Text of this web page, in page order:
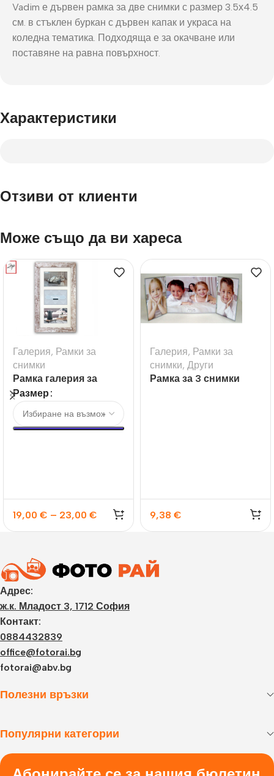
Vadim е дървен рамка за две снимки с размер 3.5х4.5
см. в стъклен буркан с дървен капак и украса на
коледна тематика. Подходяща е за окачване или
поставяне на равна повърхност.
Характеристики
Отзиви от клиенти
Може също да ви хареса
Галерия, Рамки за
снимки
Рамка галерия за
снимки Nelson 6Q
Размер
19,00 € – 23,00 €
Галерия, Рамки за
снимки, Други
Рамка за 3 снимки
9,38 €
Адрес:
ж.к. Младост 3, 1712 София
Контакт:
0884432839
office@fotorai.bg
fotorai@abv.bg
Полезни връзки
Популярни категории